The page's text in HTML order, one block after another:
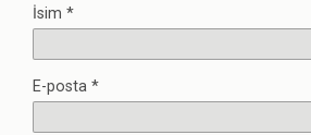
İsim *
E-posta *